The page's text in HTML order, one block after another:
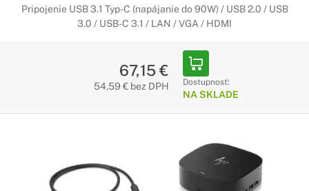
Pripojenie USB 3.1 Typ-C (napájanie do 90W) / USB 2.0 / USB
3.0 / USB-C 3.1 / LAN / VGA / HDMI
67,15 €
54,59 € bez DPH Dostupnosť:
NA SKLADE